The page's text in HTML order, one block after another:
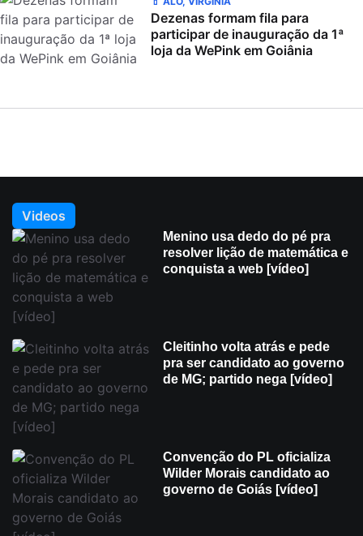
Dezenas formam fila para
participar de inauguração da 1ª
loja da WePink em Goiânia
Videos
Menino usa dedo do pé pra
resolver lição de matemática e
conquista a web [vídeo]
Cleitinho volta atrás e pede
pra ser candidato ao governo
de MG; partido nega [vídeo]
Convenção do PL oficializa
Wilder Morais candidato ao
governo de Goiás [vídeo]